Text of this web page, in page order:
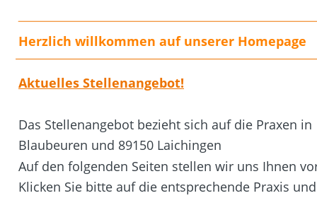
Herzlich willkommen auf unserer Homepage
Aktuelles Stellenangebot!
Das Stellenangebot bezieht sich auf die Praxen in
Blaubeuren und 89150 Laichingen
Auf den folgenden Seiten stellen wir uns Ihnen
Klicken Sie bitte auf die entsprechende Praxis